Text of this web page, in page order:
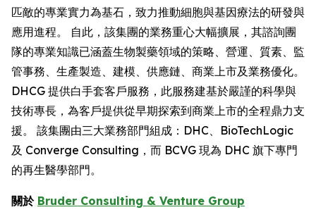
匹敵的專業實力為基石，致力推動細胞與基因療法的研發與
應用進程。 自此，該集團的業務重心大幅擴展，其諮詢團
隊的專業知識已涵蓋生物製藥領域的策略、營運、質素、監
管事務、生產製造、建模、供應鏈、商業上市及業務優化。
DHCG 提供白手套客戶服務，此服務建基於嚴謹的科學與
技術專長，為客戶提供從早期探索到商業上市的全程鼎力支
援。 該集團由三大業務部門組成：DHC、BioTechLogic
及 Converge Consulting，而 BCVG 現為 DHC 旗下專門
的再生醫學部門。
關於 Bruder Consulting & Venture Group